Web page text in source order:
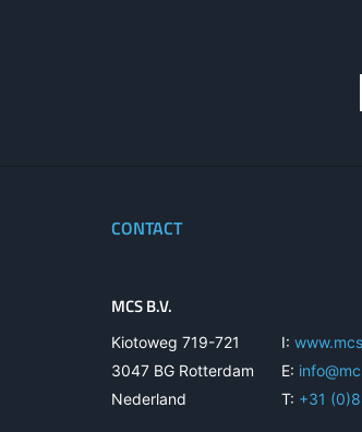
CONTACT
MCS B.V.
Kiotoweg 719-721
3047 BG Rotterdam
Nederland
I:
E:
T: +31